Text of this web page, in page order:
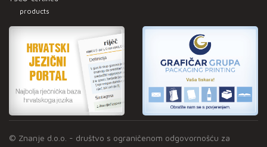
products
© Znanje d.o.o. - društvo s ograničenom odgovornošću za